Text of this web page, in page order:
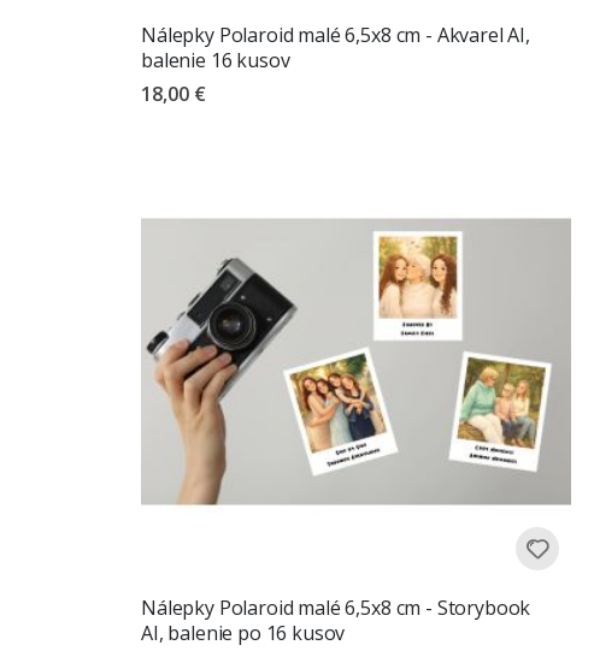
Nálepky Polaroid malé 6,5x8 cm - Akvarel AI,
balenie 16 kusov
18,00 €
Nálepky Polaroid malé 6,5x8 cm - Storybook
AI, balenie po 16 kusov